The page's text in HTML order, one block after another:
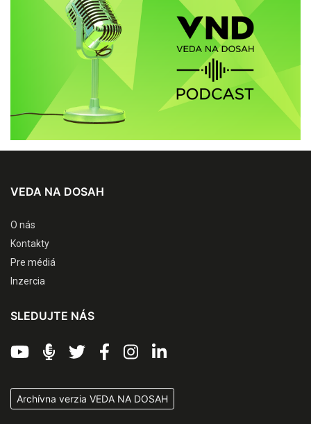
VEDA NA DOSAH
O nás
Kontakty
Pre médiá
Inzercia
SLEDUJTE NÁS
Archívna verzia VEDA NA DOSAH